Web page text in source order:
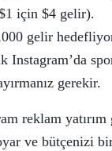
için $4 gelir).
gelir
Instagram’da
gerekir.
reklam
ve bütçenizi